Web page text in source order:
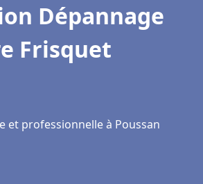
Dépannage
Frisquet
et professionnelle à Poussan